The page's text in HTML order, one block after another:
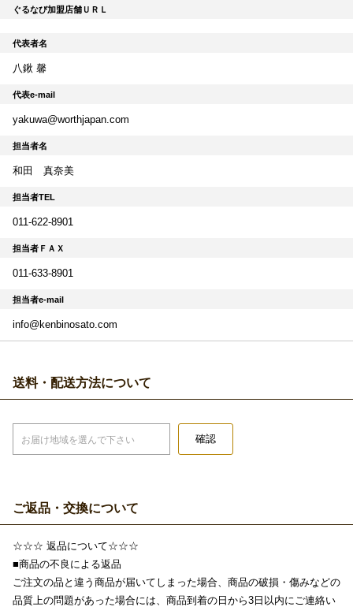
ぐるなび加盟店舗ＵＲＬ
代表者名
八鍬 馨
代表e-mail
yakuwa@worthjapan.com
担当者名
和田 真奈美
担当者TEL
011-622-8901
担当者ＦＡＸ
011-633-8901
担当者e-mail
info@kenbinosato.com
送料・配送方法について
お届け地域を選んで下さい 確認
ご返品・交換について
☆☆☆ 返品について☆☆☆
■商品の不良による返品
ご注文の品と違う商品が届いてしまった場合、商品の破損・傷みなどの
品質上の問題があった場合には、商品到着の日から3日以内にご連絡い